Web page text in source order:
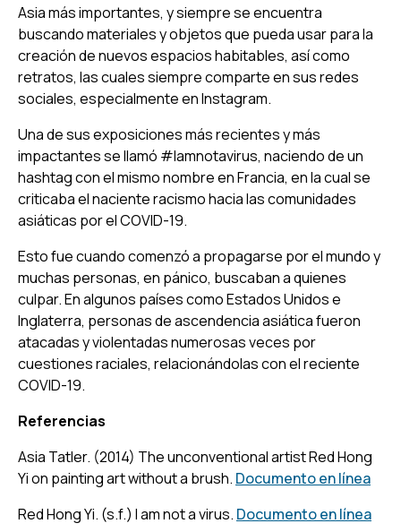
Asia más importantes, y siempre se encuentra
buscando materiales y objetos que pueda usar para la
creación de nuevos espacios habitables, así como
retratos, las cuales siempre comparte en sus redes
sociales, especialmente en Instagram.
Una de sus exposiciones más recientes y más
impactantes se llamó #Iamnotavirus, naciendo de un
hashtag con el mismo nombre en Francia, en la cual se
criticaba el naciente racismo hacia las comunidades
asiáticas por el COVID-19.
Esto fue cuando comenzó a propagarse por el mundo y
muchas personas, en pánico, buscaban a quienes
culpar. En algunos países como Estados Unidos e
Inglaterra, personas de ascendencia asiática fueron
atacadas y violentadas numerosas veces por
cuestiones raciales, relacionándolas con el reciente
COVID-19.
Referencias
Asia Tatler. (2014) The unconventional artist Red Hong
Yi on painting art without a brush. Documento en línea
Red Hong Yi. (s.f.) I am not a virus. Documento en línea